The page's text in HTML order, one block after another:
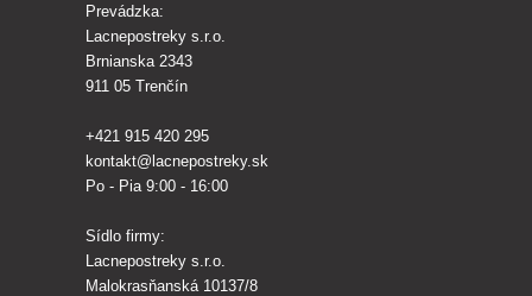
Prevádzka:
Lacnepostreky s.r.o.
Brnianska 2343
911 05 Trenčín
+421 915 420 295
kontakt@lacnepostreky.sk
Po - Pia 9:00 - 16:00
Sídlo firmy:
Lacnepostreky s.r.o.
Malokrasňanská 10137/8